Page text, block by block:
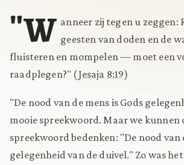
"W anneer zij tegen u zeggen:
geesten van doden en de
fluisteren en mompelen — moet een
raadplegen?" (Jesaja 8:19)
"De nood van de mens is Gods
mooie spreekwoord. Maar we kunnen
spreekwoord bedenken: "De nood van
gelegenheid van de duivel." Zo was